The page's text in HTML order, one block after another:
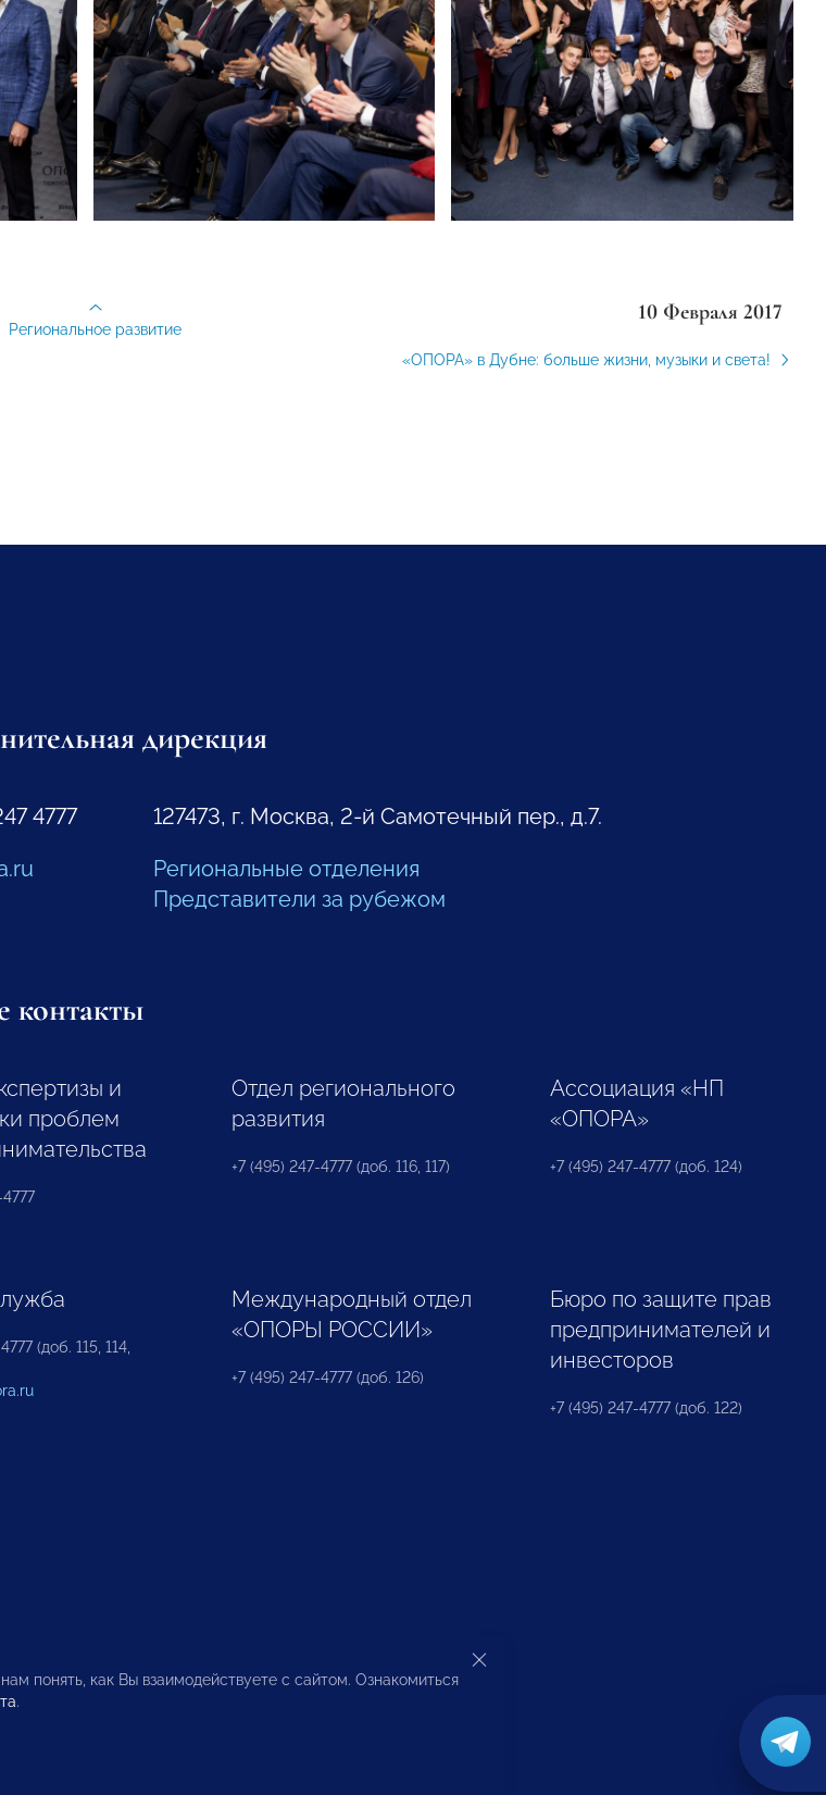
10 Февраля 2017
«ОПОРА» в Дубне: больше жизни, музыки и света!
Региональное развитие
дирекция
4777
127473, г. Москва, 2-й Самотечный пер., д.7.
Региональные отделения
Представители за рубежом
контакты
и
проблем
Отдел регионального
развития
+7 (495) 247-4777 (доб. 116, 117)
Ассоциация «НП
«ОПОРА»
+7 (495) 247-4777 (доб. 124)
(доб. 115, 114,
Международный отдел
«ОПОРЫ РОССИИ»
+7 (495) 247-4777 (доб. 126)
Бюро по защите прав
предпринимателей и
инвесторов
+7 (495) 247-4777 (доб. 122)
понять, как Вы взаимодействуете с сайтом. Ознакомиться
.